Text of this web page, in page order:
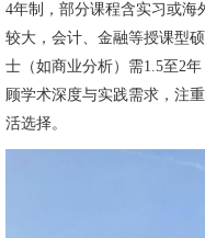
4年制，部分课程含实习或海
较大，会计、金融等授课型
士（如商业分析）需1.5至2
顾学术深度与实践需求，注
活选择。